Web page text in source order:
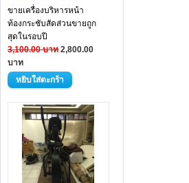
ขายเครื่องบริหารหน้า
ท้องกระชับสัดส่วนขายถูก
สุดในรอบปี
3,100.00 บาท 2,800.00
บาท